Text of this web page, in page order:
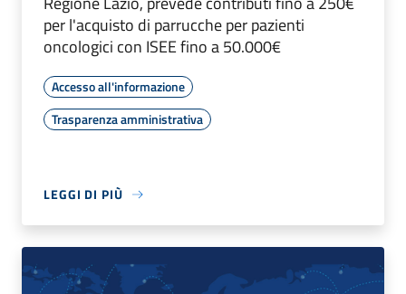
per l'acquisto di parrucche per pazienti
oncologici con ISEE fino a 50.000€
Accesso all'informazione
Trasparenza amministrativa
LEGGI DI PIÙ